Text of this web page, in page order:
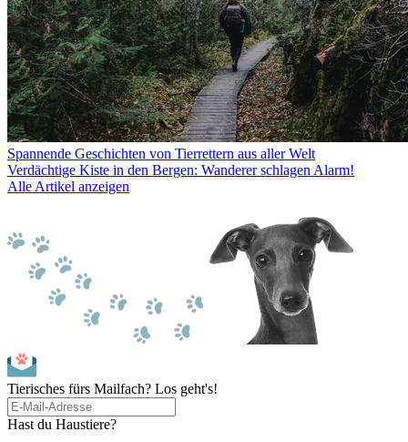
Spannende Geschichten von Tierrettern aus aller Welt
Verdächtige Kiste in den Bergen: Wanderer schlagen Alarm!
Alle Artikel anzeigen
Tierisches fürs Mailfach? Los geht's!
Hast du Haustiere?